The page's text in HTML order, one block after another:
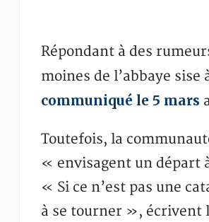
Répondant à des
moines de l’abbaye
communiqué le 5 mars
Toutefois, la
« envisagent un départ
« Si ce n’est pas une
à se tourner », écrivent